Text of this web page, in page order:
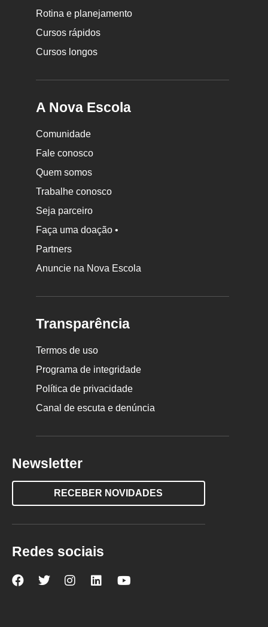
Rotina e planejamento
Cursos rápidos
Cursos longos
A Nova Escola
Comunidade
Fale conosco
Quem somos
Trabalhe conosco
Seja parceiro
Faça uma doação •
Partners
Anuncie na Nova Escola
Transparência
Termos de uso
Programa de integridade
Política de privacidade
Canal de escuta e denúncia
Newsletter
RECEBER NOVIDADES
Redes sociais
NovaNova Nova Nova